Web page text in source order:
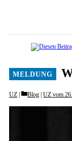
UZ Categories
Blog UZ vom